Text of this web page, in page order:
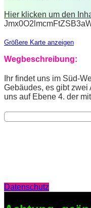
Hier klicken um den
Größere Karte anzeigen
Wegbeschreibung:
Ihr findet uns im Süd-
Gebäudes, es gibt zwei
uns auf Ebene 4. der
Datenschutz